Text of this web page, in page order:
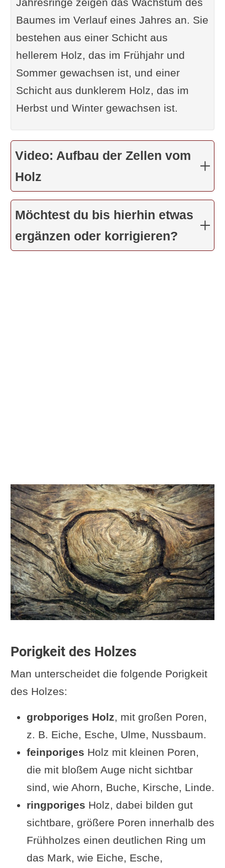
Baumes im Verlauf eines Jahres an. Sie
bestehen aus einer Schicht aus
hellerem Holz, das im Frühjahr und
Sommer gewachsen ist, und einer
Schicht aus dunklerem Holz, das im
Herbst und Winter gewachsen ist.
Video: Aufbau der Zellen vom
Holz
Möchtest du bis hierhin etwas
ergänzen oder korrigieren?
Porigkeit des Holzes
Man unterscheidet die folgende Porigkeit
des Holzes:
grobporiges Holz, mit großen Poren,
z. B. Eiche, Esche, Ulme, Nussbaum.
feinporiges Holz mit kleinen Poren,
die mit bloßem Auge nicht sichtbar
sind, wie Ahorn, Buche, Kirsche, Linde.
ringporiges Holz, dabei bilden gut
sichtbare, größere Poren innerhalb des
Frühholzes einen deutlichen Ring um
das Mark, wie Eiche, Esche,